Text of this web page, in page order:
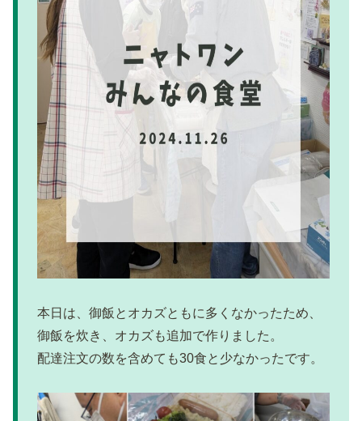
本日は、御飯とオカズともに多くなかったため、
御飯を炊き、オカズも追加で作りました。
配達注文の数を含めても30食と少なかったです。